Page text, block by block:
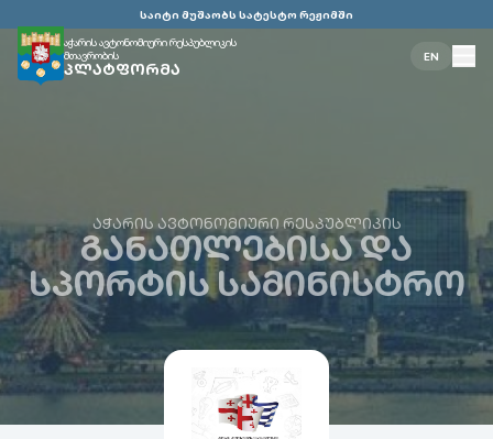
საიტი მუშაობს სატესტო რეჟიმში
აჭარის ავტონომიური რესპუბლიკის
მთავრობის
ᲞᲚᲐᲢᲤᲝᲠᲛᲐ
EN
ᲐᲭᲐᲠᲘᲡ ᲐᲕᲢᲝᲜᲝᲛᲘᲣᲠᲘ ᲠᲔᲡᲞᲣᲑᲚᲘᲙᲘᲡ
ᲒᲐᲜᲐᲗᲚᲔᲑᲘᲡᲐ ᲓᲐ
ᲡᲞᲝᲠᲢᲘᲡ ᲡᲐᲛᲘᲜᲘᲡᲢᲠᲝ